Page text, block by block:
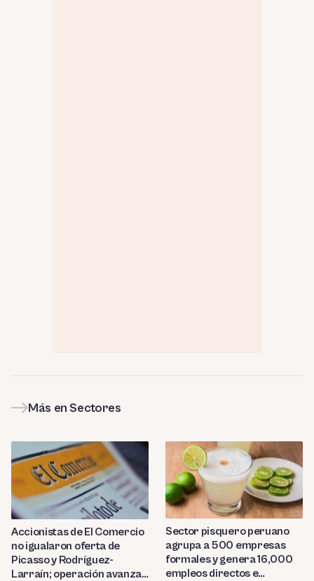
Más en Sectores
Accionistas de El Comercio
no igualaron oferta de
Picasso y Rodríguez-
Larraín; operación avanza
Sector pisquero peruano
agrupa a 500 empresas
formales y genera 16,000
empleos directos e